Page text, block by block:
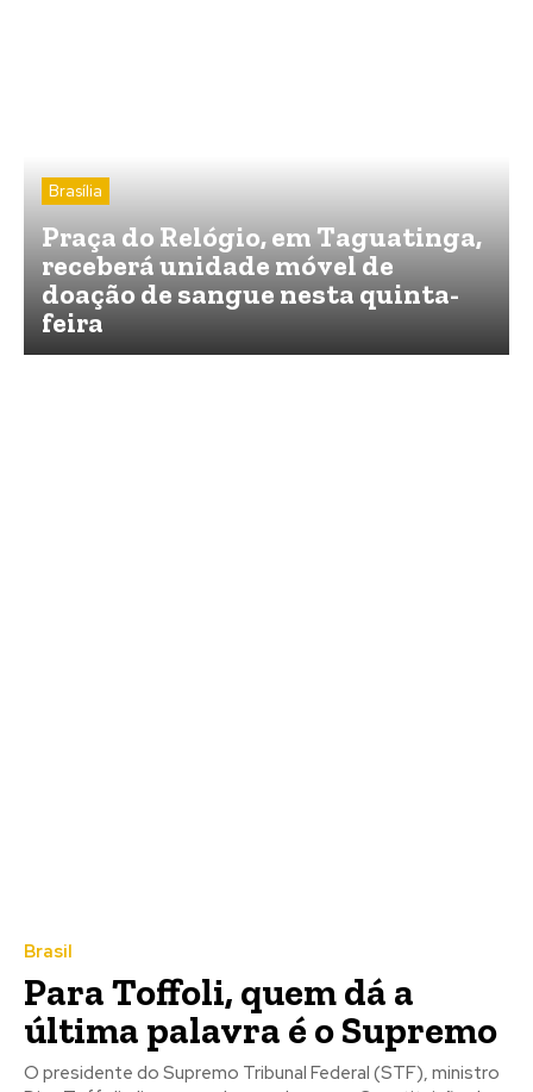
Brasília
Praça do Relógio, em Taguatinga,
receberá unidade móvel de
doação de sangue nesta quinta-
feira
Brasil
Para Toffoli, quem dá a
última palavra é o Supremo
O presidente do Supremo Tribunal Federal (STF), ministro